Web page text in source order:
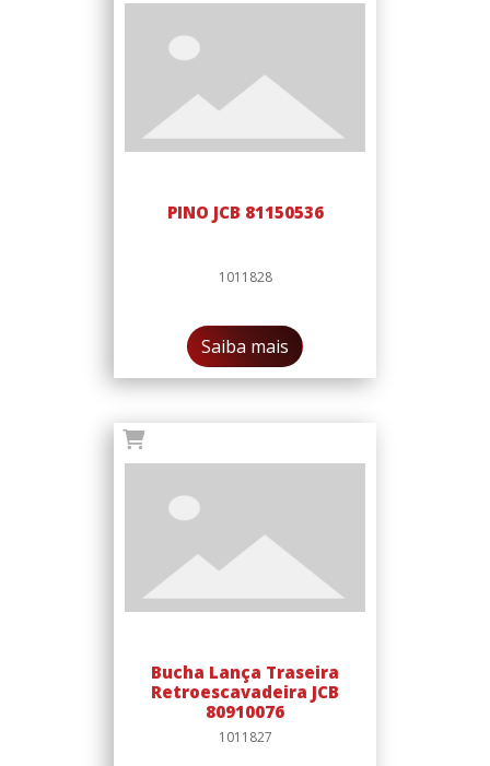
PINO JCB 81150536
1011828
Saiba mais
Bucha Lança Traseira
Retroescavadeira JCB
80910076
1011827